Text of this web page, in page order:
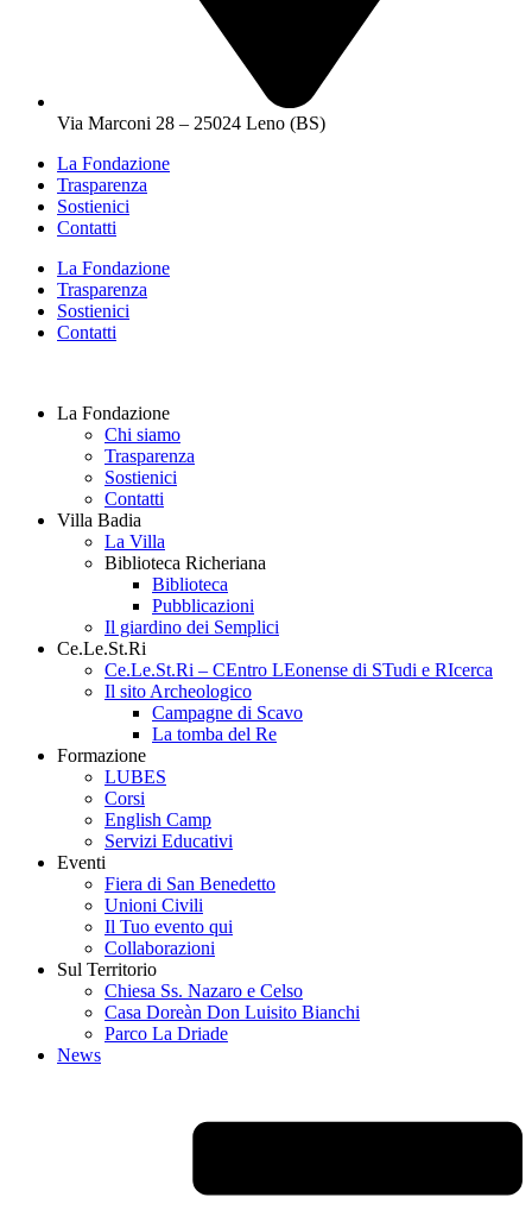
Via Marconi 28 – 25024 Leno (BS)
La Fondazione
Trasparenza
Sostienici
Contatti
La Fondazione
Trasparenza
Sostienici
Contatti
La Fondazione
Chi siamo
Trasparenza
Sostienici
Contatti
Villa Badia
La Villa
Biblioteca Richeriana
Biblioteca
Pubblicazioni
Il giardino dei Semplici
Ce.Le.St.Ri
Ce.Le.St.Ri – CEntro LEonense di STudi e RIcerca
Il sito Archeologico
Campagne di Scavo
La tomba del Re
Formazione
LUBES
Corsi
English Camp
Servizi Educativi
Eventi
Fiera di San Benedetto
Unioni Civili
Il Tuo evento qui
Collaborazioni
Sul Territorio
Chiesa Ss. Nazaro e Celso
Casa Doreàn Don Luisito Bianchi
Parco La Driade
News